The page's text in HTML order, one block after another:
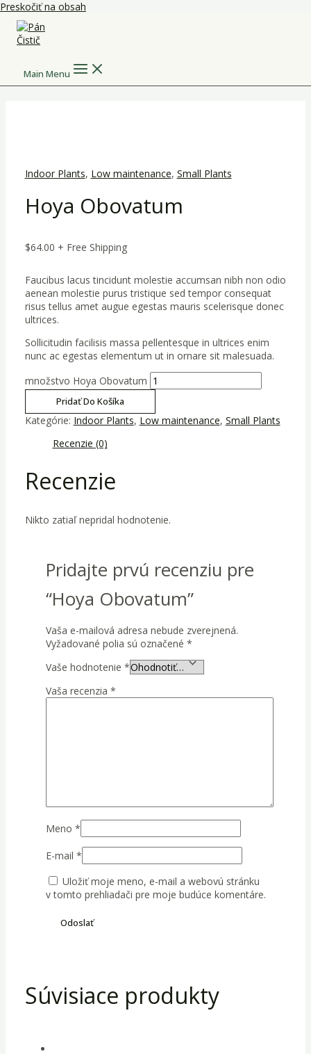
Preskočiť na obsah
Main Menu
Indoor Plants, Low maintenance, Small Plants
Hoya Obovatum
$64.00 + Free Shipping
Faucibus lacus tincidunt molestie accumsan nibh non odio
aenean molestie purus tristique sed tempor consequat
risus tellus amet augue egestas mauris scelerisque donec
ultrices.
Sollicitudin facilisis massa pellentesque in ultrices enim
nunc ac egestas elementum ut in ornare sit malesuada.
množstvo Hoya Obovatum
Pridať Do Košíka
Kategórie: Indoor Plants, Low maintenance, Small Plants
Recenzie (0)
Recenzie
Nikto zatiaľ nepridal hodnotenie.
Pridajte prvú recenziu pre
“Hoya Obovatum”
Vaša e-mailová adresa nebude zverejnená.
Vyžadované polia sú označené *
Vaše hodnotenie *
Vaša recenzia *
Meno *
E-mail *
Uložiť moje meno, e-mail a webovú stránku
v tomto prehliadači pre moje budúce komentáre.
Súvisiace produkty